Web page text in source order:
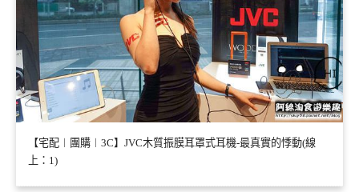
【宅配︱團購︱3C】JVC木質振膜耳罩式耳機-最真實的悸動(線
上：1)